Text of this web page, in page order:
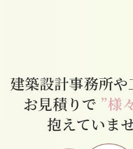
建築設計事務所や
お見積りで ”様
抱えていま